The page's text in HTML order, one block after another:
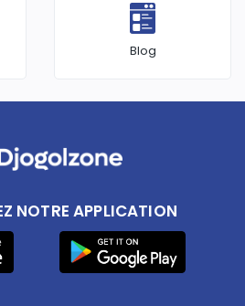
Blog
NOTRE APPLICATION